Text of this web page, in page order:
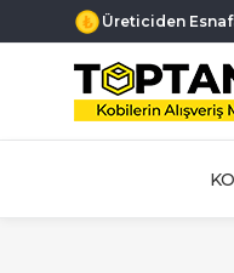
Üreticiden